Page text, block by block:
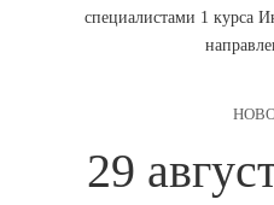
специалистами 1 курса
29